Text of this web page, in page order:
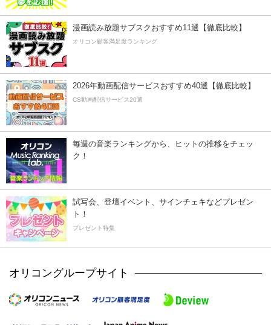
漫画読み放題サブスクおすすめ11選【徹底比較】
オリコン顧客満足度ランキング
2026年動画配信サービスおすすめ40選【徹底比較】
CS動画配信サービス20選
毎週の音楽ランキングから、ヒットの推移をチェッ
ク！
試写会、登壇イベント、サインチェキなどプレゼン
ト！
プレゼント特集
オリコングループサイト